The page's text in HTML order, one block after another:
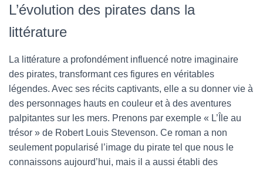
L’évolution des pirates dans la
littérature
La littérature a profondément influencé notre imaginaire
des pirates, transformant ces figures en véritables
légendes. Avec ses récits captivants, elle a su donner vie à
des personnages hauts en couleur et à des aventures
palpitantes sur les mers. Prenons par exemple « L’Île au
trésor » de Robert Louis Stevenson. Ce roman a non
seulement popularisé l’image du pirate tel que nous le
connaissons aujourd’hui, mais il a aussi établi des